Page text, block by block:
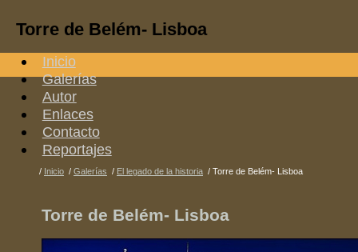
Torre de Belém- Lisboa
Inicio
Galerías
Autor
Enlaces
Contacto
Reportajes
/ Inicio / Galerías / El legado de la historia / Torre de Belém- Lisboa
Torre de Belém- Lisboa